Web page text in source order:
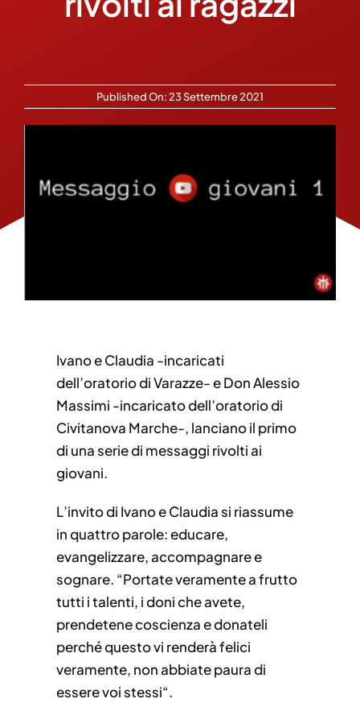
Published On: 23 Settembre 2021
Ivano e Claudia -incaricati
dell’oratorio di Varazze- e Don Alessio
Massimi -incaricato dell’oratorio di
Civitanova Marche-, lanciano il primo
di una serie di messaggi rivolti ai
giovani.
L’invito di Ivano e Claudia si riassume
in quattro parole: educare,
evangelizzare, accompagnare e
sognare. “Portate veramente a frutto
tutti i talenti, i doni che avete,
prendetene coscienza e donateli
perché questo vi renderà felici
veramente, non abbiate paura di
essere voi stessi“.